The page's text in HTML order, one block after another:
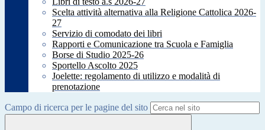
Scelta attività alternativa alla Religione Cattolica 2026-
27
Servizio di comodato dei libri
Rapporti e Comunicazione tra Scuola e Famiglia
Borse di Studio 2025-26
Sportello Ascolto 2025
Joelette: regolamento di utilizzo e modalità di
prenotazione
Campo di ricerca per le pagine del sito